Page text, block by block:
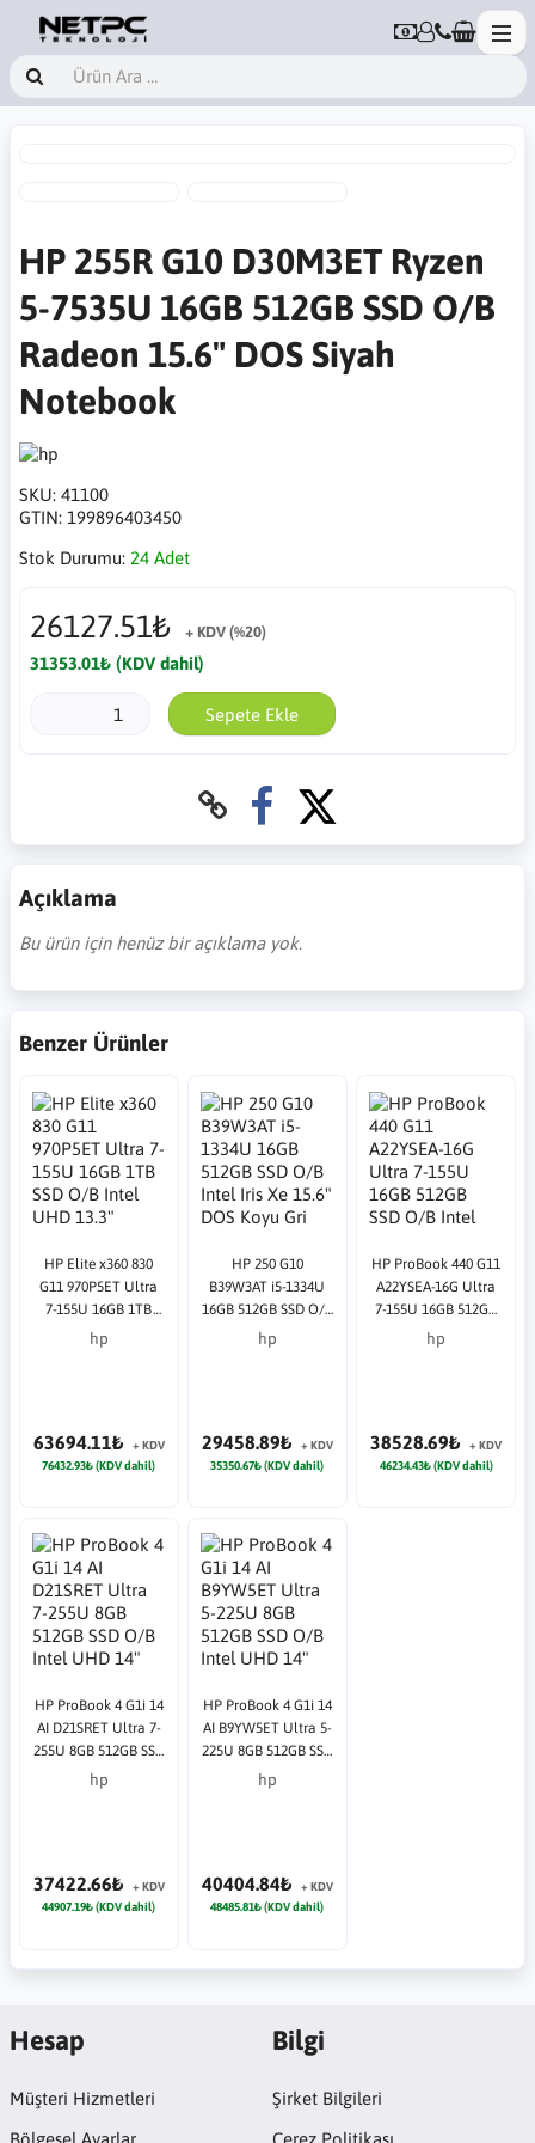
HP 255R G10 D30M3ET Ryzen
5-7535U 16GB 512GB SSD O/B
Radeon 15.6" DOS Siyah
Notebook
SKU: 41100
GTIN: 199896403450
Stok Durumu: 24 Adet
26127.51₺ + KDV (%20)
31353.01₺ (KDV dahil)
Sepete Ekle
Açıklama
Bu ürün için henüz bir açıklama yok.
Benzer Ürünler
HP Elite x360 830
G11 970P5ET Ultra
7-155U 16GB 1TB
SSD O/B Intel UHD
hp
63694.11₺
+ KDV
76432.93₺ (KDV dahil)
HP 250 G10
B39W3AT i5-1334U
16GB 512GB SSD O/B
Intel Iris Xe 15.6" DOS
hp
29458.89₺
+ KDV
35350.67₺ (KDV dahil)
HP ProBook 440 G11
A22YSEA-16G Ultra
7-155U 16GB 512GB
SSD O/B Intel UHD
hp
38528.69₺
+ KDV
46234.43₺ (KDV dahil)
HP ProBook 4 G1i 14
AI D21SRET Ultra 7-
255U 8GB 512GB SSD
O/B Intel UHD 14"
hp
37422.66₺
+ KDV
44907.19₺ (KDV dahil)
HP ProBook 4 G1i 14
AI B9YW5ET Ultra 5-
225U 8GB 512GB SSD
O/B Intel UHD 14"
hp
40404.84₺
+ KDV
48485.81₺ (KDV dahil)
Hesap
Müşteri Hizmetleri
Bilgi
Şirket Bilgileri